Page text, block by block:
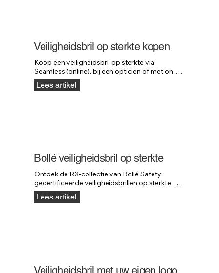
Veiligheidsbril op sterkte kopen
Koop een veiligheidsbril op sterkte via
Seamless (online), bij een opticien of met on-
site service. Altijd snel en professioneel
geregeld.
Lees artikel
Bollé veiligheidsbril op sterkte
Ontdek de RX-collectie van Bollé Safety:
gecertificeerde veiligheidsbrillen op sterkte,
met opties voor leesgedeelte en RX-insert.
Lees artikel
Veiligheidsbril met uw eigen logo